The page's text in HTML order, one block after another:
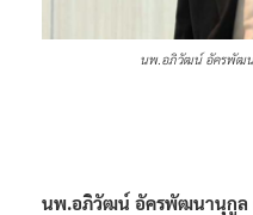
นพ.อภิวัฒน์ อัครพัฒน
นพ.อภิวัฒน์ อัครพัฒนานุกูล